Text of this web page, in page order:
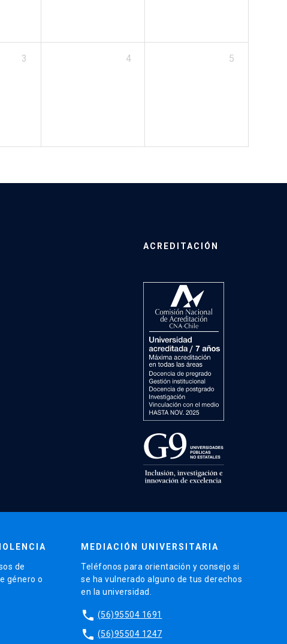
3 4 5
ACREDITACIÓN
de
género o
MEDIACIÓN UNIVERSITARIA
Teléfonos para orientación y consejo si
se ha vulnerado alguno de tus derechos
en la universidad.
phone (56)95504 1691
phone (56)95504 1247